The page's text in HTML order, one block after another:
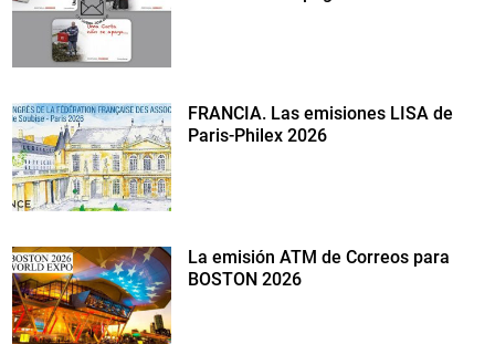
FRANCIA. Las emisiones LISA de
Paris-Philex 2026
La emisión ATM de Correos para
BOSTON 2026